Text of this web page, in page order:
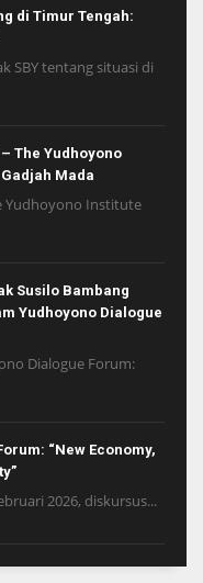
di Timur Tengah:
SBY tentang situasi di
The Yudhoyono
Mada
Yudhoyono Institute
Susilo Bambang
Yudhoyono Dialogue
Dialogue Forum:
“New Economy,
2026, diskursus...